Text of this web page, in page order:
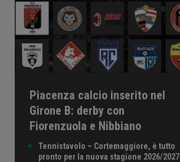
Piacenza calcio inserito nel
Girone B: derby con
Fiorenzuola e Nibbiano
Tennistavolo – Cortemaggiore, è tutto
pronto per la nuova stagione 2026/2027